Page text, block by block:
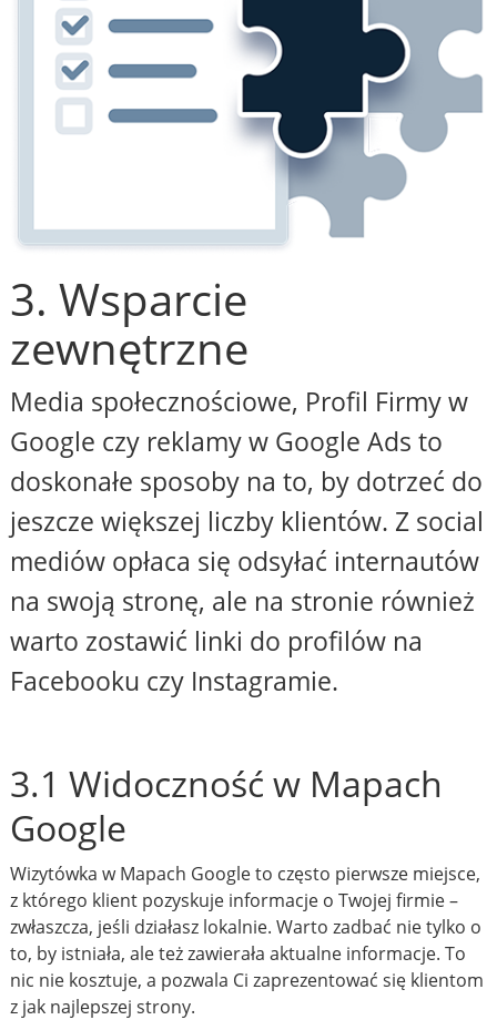
3. Wsparcie
zewnętrzne
Media społecznościowe, Profil Firmy w
Google czy reklamy w Google Ads to
doskonałe sposoby na to, by dotrzeć do
jeszcze większej liczby klientów. Z social
mediów opłaca się odsyłać internautów
na swoją stronę, ale na stronie również
warto zostawić linki do profilów na
Facebooku czy Instagramie.
3.1 Widoczność w Mapach
Google
Wizytówka w Mapach Google to często pierwsze miejsce,
z którego klient pozyskuje informacje o Twojej firmie –
zwłaszcza, jeśli działasz lokalnie. Warto zadbać nie tylko o
to, by istniała, ale też zawierała aktualne informacje. To
nic nie kosztuje, a pozwala Ci zaprezentować się klientom
z jak najlepszej strony.